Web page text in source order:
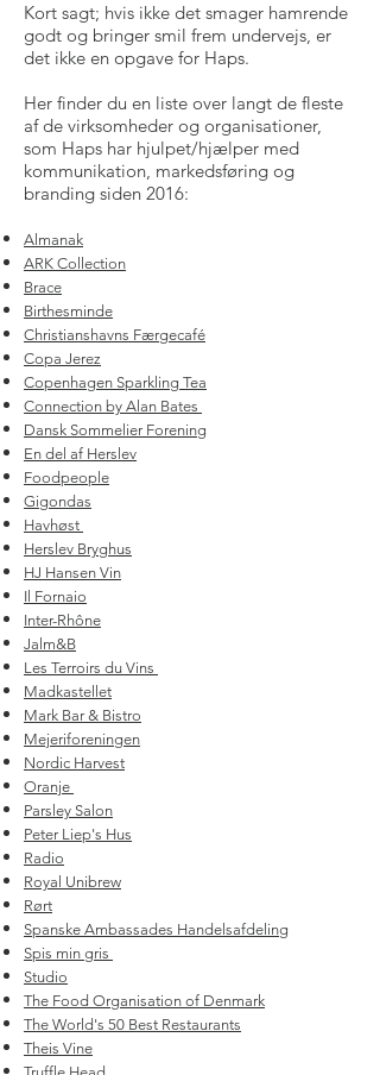
Kort sagt; hvis ikke det smager hamrende
godt og bringer smil frem undervejs, er
det ikke en opgave for Haps.
Her finder du en liste over langt de fleste
af de virksomheder og organisationer,
som Haps har hjulpet/hjælper med
kommunikation, markedsføring og
branding siden 2016:
Almanak
ARK Collection
Brace
Birthesminde
Christianshavns Færgecafé
Copa Jerez
Copenhagen Sparkling Tea
Connection by Alan Bates
Dansk Sommelier Forening
En del af Herslev
Foodpeople
Gigondas
Havhøst
Herslev Bryghus
HJ Hansen Vin
Il Fornaio
Inter-Rhône
Jalm&B
Les Terroirs du Vins
Madkastellet
Mark Bar & Bistro
Mejeriforeningen
Nordic Harvest
Oranje
Parsley Salon
Peter Liep's Hus
Radio
Royal Unibrew
Rørt
Spanske Ambassades Handelsafdeling
Spis min gris
Studio
The Food Organisation of Denmark
The World's 50 Best Restaurants
Theis Vine